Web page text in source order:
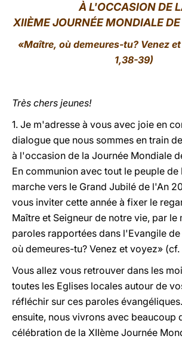
À L'OCCASION DE
XIIÈME JOURNÉE MONDIALE
«Maître, où demeures-tu? Venez
1,38-39)
Très chers jeunes!
1. Je m'adresse à vous avec joie en
dialogue que nous sommes en train
à l'occasion de la Journée Mondiale
En communion avec tout le peuple de
marche vers le Grand Jubilé de l'An
vous inviter cette année à fixer le
Maître et Seigneur de notre vie, par le
paroles rapportées dans l'Evangile de
où demeures-tu? Venez et voyez»
Vous allez vous retrouver dans les
toutes les Eglises locales autour de
réfléchir sur ces paroles
ensuite, nous vivrons avec beaucoup
célébration de la XIIème Journée